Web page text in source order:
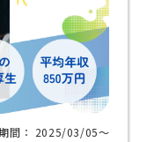
間： 2025/03/05〜